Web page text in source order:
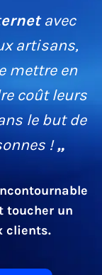
avec
artisans,
mettre en
coût leurs
le but de
!„
toucher un
clients.